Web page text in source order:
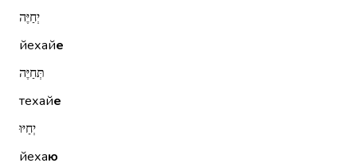
יְחַיֶּה
йехайе
תְּחַיֶּה
техайе
יְחַיּוּ
йехаю